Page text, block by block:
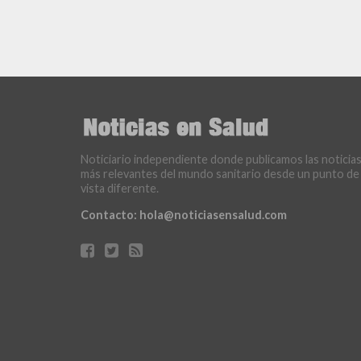
Noticiario independiente donde publicamos las noticias
más relevantes del mundo sanitario desde un punto de
vista diferente.
Contacto: hola@noticiasensalud.com